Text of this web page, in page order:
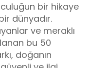
bir hikaye
dünyadır.
ve meraklı
bu 50
doğanın